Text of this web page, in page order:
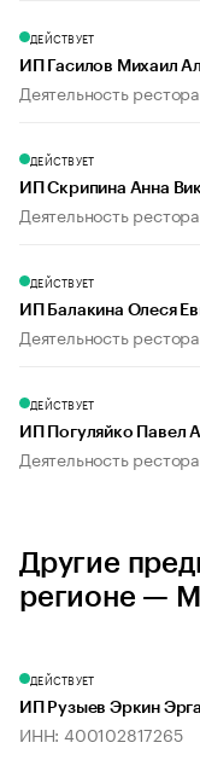
ДЕЙСТВУЕТ
ИП Гасилов Михаил
Деятельность
ДЕЙСТВУЕТ
ИП Скрипина Анна
Деятельность
ДЕЙСТВУЕТ
ИП Балакина Олеся
Деятельность
ДЕЙСТВУЕТ
ИП Погуляйко Павел
Деятельность
Другие
регионе —
ДЕЙСТВУЕТ
ИП Рузыев Эркин
ИНН: 400102817265